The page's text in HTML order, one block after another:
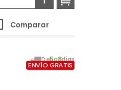
Comparar
De5a8días
ENVÍO GRATIS